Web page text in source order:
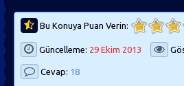
Bu Konuya Puan Verin:
Güncelleme: 29 Ekim 2013
Cevap: 18